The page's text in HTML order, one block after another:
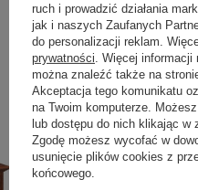
Produkty w serii
Właściwości
Marka
SAPHO
Seria
RETRO
Rozmiar
60x120x47
Szerokość
kolor
Poprzedni z tej kategorii
ruch i prowadzić działania
jak i naszych Zaufanych
do personalizacji reklam.
prywatności . Więcej
można znaleźć także na
Akceptacja tego komunikatu
na Twoim komputerze.
lub dostępu do nich klikając w
Zgodę możesz wycofać w
usunięcie plików cookies z
końcowego.